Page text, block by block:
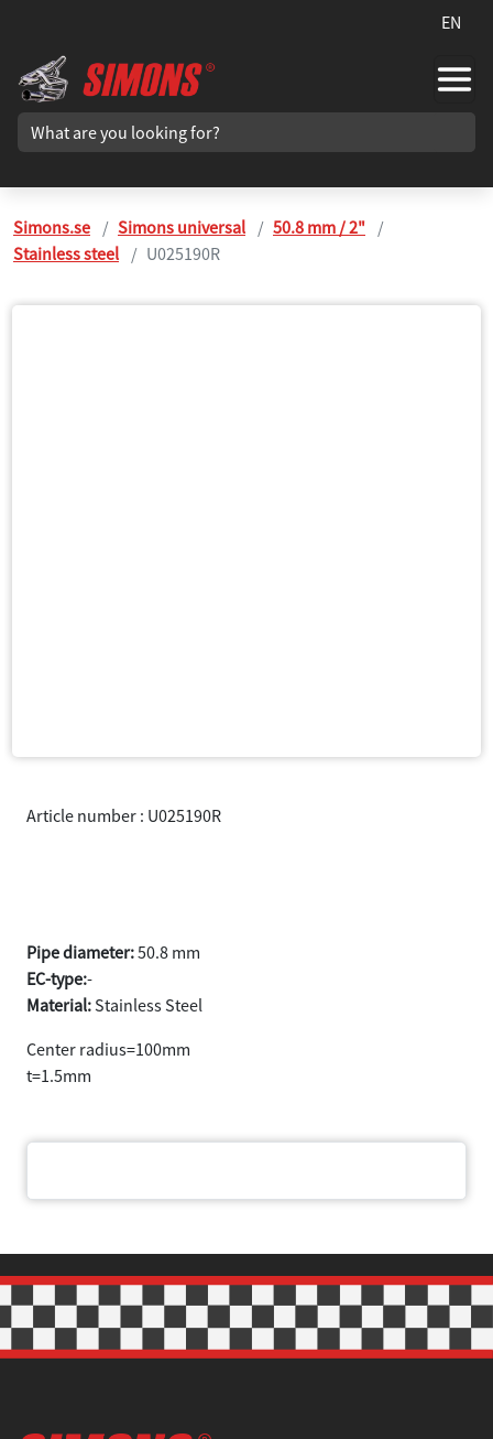
Samtycke Information Om
EN
Simons.se Simons universal
50.8 mm / 2"
Stainless steel
U025190R
Article number : U025190R
Pipe diameter:50.8 mm
EC-type:-
Material: Stainless Steel
Center radius=100mm
t=1.5mm